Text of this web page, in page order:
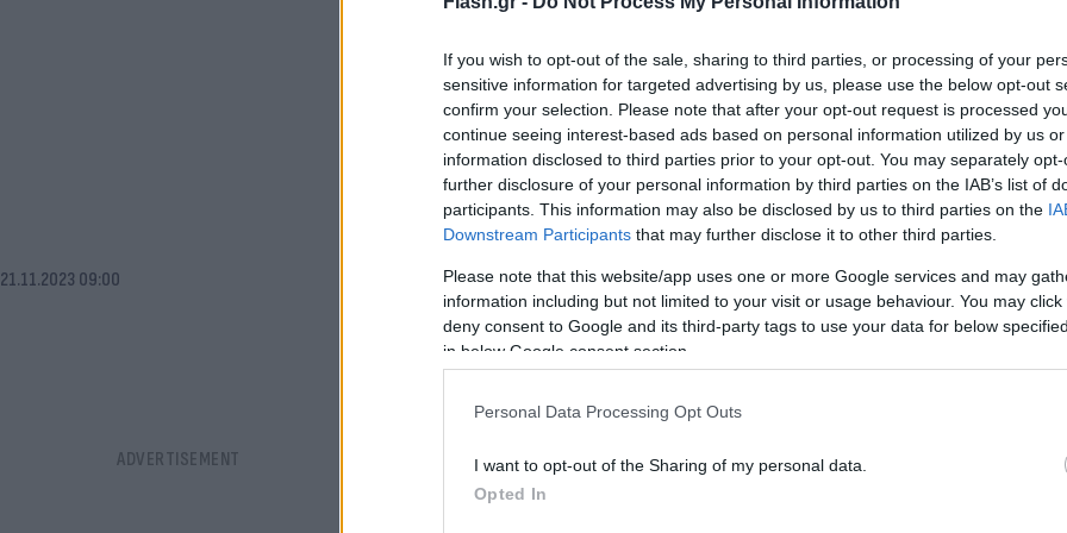
If you wish to opt-out of the sale, sharing to third parties, or processing of your
sensitive information for targeted advertising by us, please use the below opt-out
confirm your selection. Please note that after your opt-out request is processed
continue seeing interest-based ads based on personal information utilized by us
information disclosed to third parties prior to your opt-out. You may separately
further disclosure of your personal information by third parties on the IAB’s list of
participants. This information may also be disclosed by us to third parties on the
Downstream Participants that may further disclose it to other third parties.
Please note that this website/app uses one or more Google services and may
information including but not limited to your visit or usage behaviour. You may
deny consent to Google and its third-party tags to use your data for below
in below Google consent section.
Personal Data Processing Opt Outs
I want to opt-out of the Sharing of my personal data.
Opted In
21.11.2023 09:00
Γιώργος
Σκευοφύλαξ